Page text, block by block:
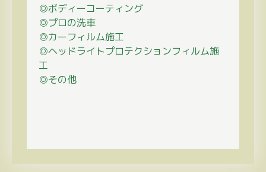
◎ボディーコーティング
◎プロの洗車
◎カーフィルム施工
◎ヘッドライトプロテクションフィルム施
工
◎その他